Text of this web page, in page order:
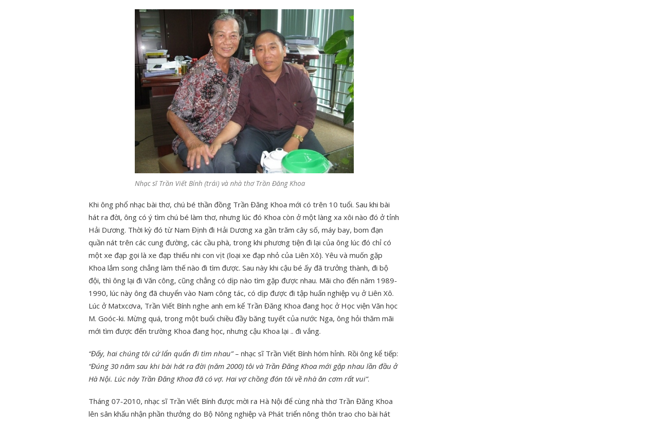
Nhạc sĩ Trần Viết Bính (trái) và nhà thơ Trần Đăng Khoa
Khi ông phổ nhạc bài thơ, chú bé thần đồng Trần Đăng Khoa mới có trên 10 tuổi. Sau khi bài
hát ra đời, ông có ý tìm chú bé làm thơ, nhưng lúc đó Khoa còn ở một làng xa xôi nào đó ở tỉnh
Hải Dương. Thời kỳ đó từ Nam Định đi Hải Dương xa gần trăm cây số, máy bay, bom đạn
quần nát trên các cung đường, các cầu phà, trong khi phương tiện đi lại của ông lúc đó chỉ có
một xe đạp gọi là xe đạp thiếu nhi con vịt (loại xe đạp nhỏ của Liên Xô). Yêu và muốn gặp
Khoa lắm song chẳng làm thế nào đi tìm được. Sau này khi cậu bé ấy đã trưởng thành, đi bộ
đội, thì ông lại đi Văn công, cũng chẳng có dịp nào tìm gặp được nhau. Mãi cho đến năm 1989-
1990, lúc này ông đã chuyển vào Nam công tác, có dịp được đi tập huấn nghiệp vụ ở Liên Xô.
Lúc ở Matxcơva, Trần Viết Bính nghe anh em kể Trần Đăng Khoa đang học ở Học viện Văn học
M. Goóc-ki. Mừng quá, trong một buổi chiều đầy băng tuyết của nước Nga, ông hỏi thăm mãi
mới tìm được đến trường Khoa đang học, nhưng cậu Khoa lại .. đi vắng.
“Đấy, hai chúng tôi cứ lẩn quẩn đi tìm nhau”– nhạc sĩ Trần Viết Bính hóm hỉnh. Rồi ông kể tiếp:
“Đúng 30 năm sau khi bài hát ra đời (năm 2000) tôi và Trần Đăng Khoa mới gặp nhau lần đầu ở
Hà Nội. Lúc này Trần Đăng Khoa đã có vợ. Hai vợ chồng đón tôi về nhà ăn cơm rất vui”.
Tháng 07-2010, nhạc sĩ Trần Viết Bính được mời ra Hà Nội để cùng nhà thơ Trần Đăng Khoa
lên sân khấu nhận phần thưởng do Bộ Nông nghiệp và Phát triển nông thôn trao cho bài hát